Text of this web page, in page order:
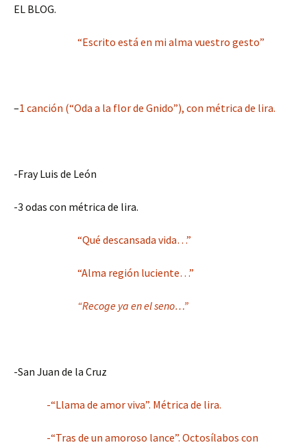
EL BLOG.
“Escrito está en mi alma vuestro gesto”
–1 canción (“Oda a la flor de Gnido”), con métrica de lira.
-Fray Luis de León
-3 odas con métrica de lira.
“Qué descansada vida…”
“Alma región luciente…”
“Recoge ya en el seno…”
-San Juan de la Cruz
-“Llama de amor viva”. Métrica de lira.
-“Tras de un amoroso lance”. Octosílabos con